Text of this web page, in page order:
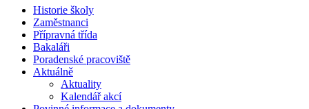
Historie školy
Zaměstnanci
Přípravná třída
Bakaláři
Poradenské pracoviště
Aktuálně
Aktuality
Kalendář akcí